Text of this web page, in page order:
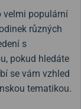
velmi populární
různých
s
pokud hledáte
se vám vzhled
tematikou.